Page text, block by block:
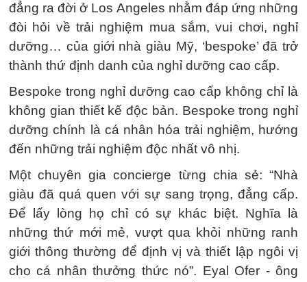
đẳng ra đời ở Los Angeles nhằm đáp ứng những
đòi hỏi về trải nghiệm mua sắm, vui chơi, nghỉ
dưỡng… của giới nhà giàu Mỹ, ‘bespoke’ đã trở
thành thứ định danh của nghỉ dưỡng cao cấp.
Bespoke trong nghỉ dưỡng cao cấp không chỉ là
không gian thiết kế độc bản. Bespoke trong nghỉ
dưỡng chính là cá nhân hóa trải nghiệm, hướng
đến những trải nghiệm độc nhất vô nhị.
Một chuyên gia concierge từng chia sẻ: “Nhà
giàu đã quá quen với sự sang trọng, đẳng cấp.
Để lấy lòng họ chỉ có sự khác biệt. Nghĩa là
những thứ mới mẻ, vượt qua khỏi những ranh
giới thông thường để định vị và thiết lập ngôi vị
cho cá nhân thưởng thức nó”. Eyal Ofer - ông